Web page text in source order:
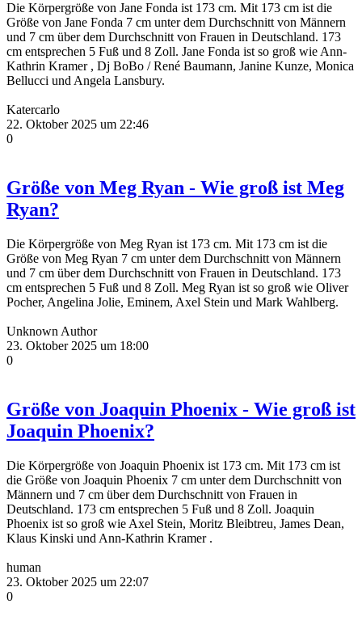
Die Körpergröße von Jane Fonda ist 173 cm. Mit 173 cm ist die
Größe von Jane Fonda 7 cm unter dem Durchschnitt von Männern
und 7 cm über dem Durchschnitt von Frauen in Deutschland. 173
cm entsprechen 5 Fuß und 8 Zoll. Jane Fonda ist so groß wie Ann-
Kathrin Kramer , Dj BoBo / René Baumann, Janine Kunze, Monica
Bellucci und Angela Lansbury.
Katercarlo
22. Oktober 2025 um 22:46
0
Größe von Meg Ryan - Wie groß ist Meg
Ryan?
Die Körpergröße von Meg Ryan ist 173 cm. Mit 173 cm ist die
Größe von Meg Ryan 7 cm unter dem Durchschnitt von Männern
und 7 cm über dem Durchschnitt von Frauen in Deutschland. 173
cm entsprechen 5 Fuß und 8 Zoll. Meg Ryan ist so groß wie Oliver
Pocher, Angelina Jolie, Eminem, Axel Stein und Mark Wahlberg.
Unknown Author
23. Oktober 2025 um 18:00
0
Größe von Joaquin Phoenix - Wie groß ist
Joaquin Phoenix?
Die Körpergröße von Joaquin Phoenix ist 173 cm. Mit 173 cm ist
die Größe von Joaquin Phoenix 7 cm unter dem Durchschnitt von
Männern und 7 cm über dem Durchschnitt von Frauen in
Deutschland. 173 cm entsprechen 5 Fuß und 8 Zoll. Joaquin
Phoenix ist so groß wie Axel Stein, Moritz Bleibtreu, James Dean,
Klaus Kinski und Ann-Kathrin Kramer .
human
23. Oktober 2025 um 22:07
0